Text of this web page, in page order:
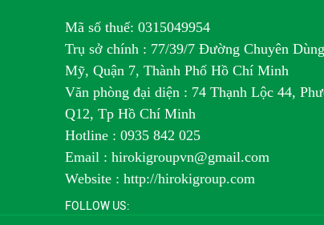
Mã số thuế: 0315049954
Trụ sở chính : 77/39/7 Đường Chuyên
Mỹ, Quận 7, Thành Phố Hồ Chí Minh
Văn phòng đại diện : 74 Thạnh Lộc 44,
Q12, Tp Hồ Chí Minh
Hotline : 0935 842 025
Email : hirokigroupvn@gmail.com
Website : http://hirokigroup.com
FOLLOW US: